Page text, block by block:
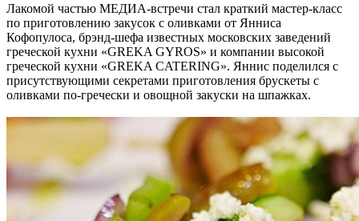
Лакомой частью МЕДИА-встречи стал краткий мастер-класс
по приготовлению закусок с оливками от Янниса
Кофопулоса, брэнд-шефа известных московских заведений
греческой кухни «GREKA GYROS» и компании высокой
греческой кухни «GREKA CATERING». Яннис поделился с
присутствующими секретами приготовления брускеты с
оливками по-гречески и овощной закуски на шпажках.